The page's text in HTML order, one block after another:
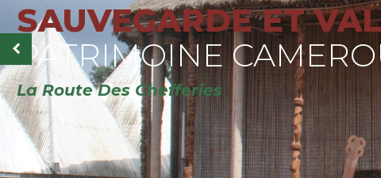
SAUVEGARDE ET
La Route Des Chefferies